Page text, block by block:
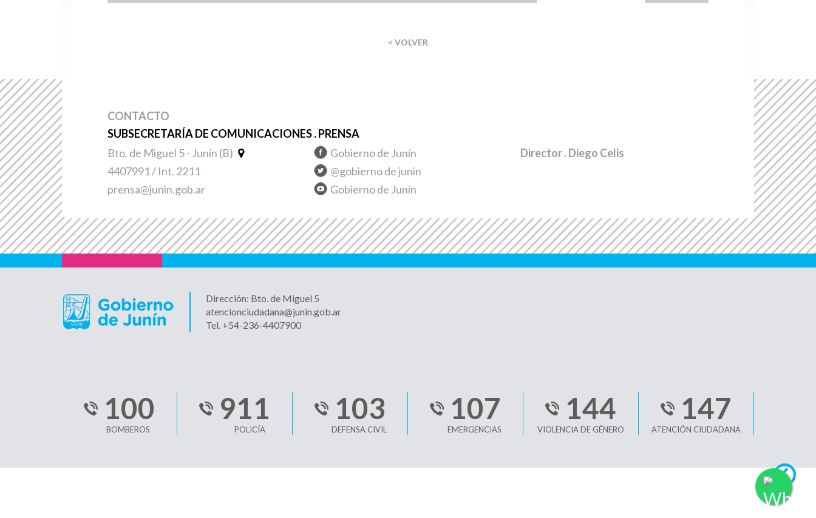
< VOLVER
CONTACTO
SUBSECRETARÍA DE COMUNICACIONES . PRENSA
Bto. de Miguel 5 - Junín (B)
4407991 / Int. 2211
prensa@junin.gob.ar
Gobierno de Junín
@gobierno de junin
Gobierno de Junín
Director. Diego Celis
Dirección: Bto. de Miguel 5
atencionciudadana@junin.gob.ar
Tel. +54-236-4407900
100
BOMBEROS
911
POLICÍA
103
DEFENSA CIVIL
107
EMERGENCIAS
144
VIOLENCIA DE GÉNERO
147
ATENCIÓN CIUDADANA